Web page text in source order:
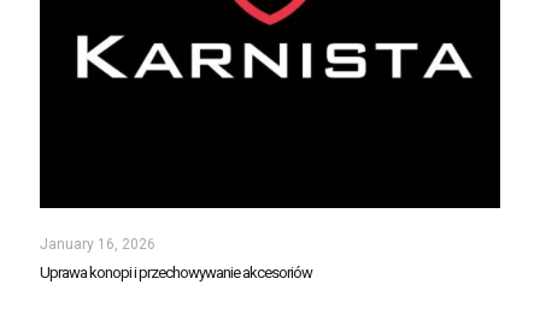
January 16, 2026
Uprawa konopi i przechowywanie akcesoriów